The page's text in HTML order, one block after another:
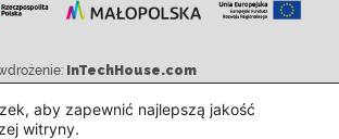
InTechHouse.com
aby zapewnić najlepszą jakość
witryny.